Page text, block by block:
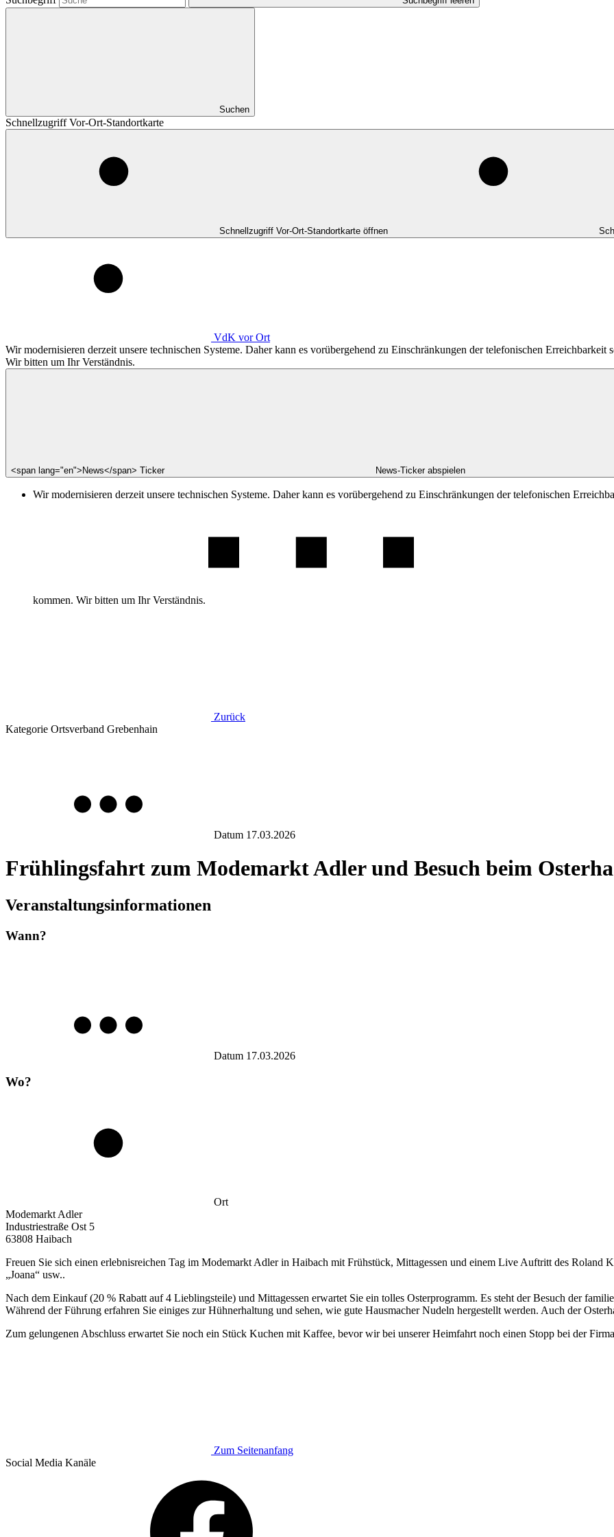
Suchen
Schnellzugriff Vor-Ort-Standortkarte
Schnellzugriff Vor-Ort-Standortkarte öffnen
VdK vor Ort
Wir modernisieren derzeit unsere technischen Systeme. Daher kann es vorübergehend zu Einschränkungen der telefonischen
Wir bitten um Ihr Verständnis.
<span lang="en">News</span> Ticker News-Ticker abspielen
Wir modernisieren derzeit unsere technischen Systeme. Daher kann es vorübergehend zu Einschränkungen der telefonischen
kommen. Wir bitten um Ihr Verständnis.
Zurück
Kategorie Ortsverband Grebenhain
Datum 17.03.2026
Frühlingsfahrt zum Modemarkt Adler und Besuch beim
Veranstaltungsinformationen
Wann?
Datum 17.03.2026
Wo?
Ort
Modemarkt Adler
Industriestraße Ost 5
63808 Haibach
Freuen Sie sich einen erlebnisreichen Tag im Modemarkt Adler in Haibach mit Frühstück, Mittagessen und einem Live Auftritt des Roland
„Joana“ usw..
Nach dem Einkauf (20 % Rabatt auf 4 Lieblingsteile) und Mittagessen erwartet Sie ein tolles Osterprogramm. Es steht der Besuch der
Während der Führung erfahren Sie einiges zur Hühnerhaltung und sehen, wie gute Hausmacher Nudeln hergestellt werden. Auch der
Zum gelungenen Abschluss erwartet Sie noch ein Stück Kuchen mit Kaffee, bevor wir bei unserer Heimfahrt noch einen Stopp bei der
Zum Seitenanfang
Social Media Kanäle